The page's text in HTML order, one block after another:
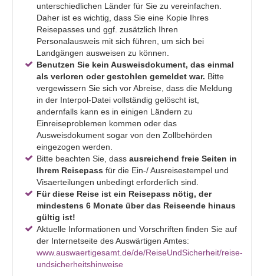
unterschiedlichen Länder für Sie zu vereinfachen.
Daher ist es wichtig, dass Sie eine Kopie Ihres
Reisepasses und ggf. zusätzlich Ihren
Personalausweis mit sich führen, um sich bei
Landgängen ausweisen zu können.
Benutzen Sie kein Ausweisdokument, das einmal
als verloren oder gestohlen gemeldet war. Bitte
vergewissern Sie sich vor Abreise, dass die Meldung
in der Interpol-Datei vollständig gelöscht ist,
andernfalls kann es in einigen Ländern zu
Einreiseproblemen kommen oder das
Ausweisdokument sogar von den Zollbehörden
eingezogen werden.
Bitte beachten Sie, dass ausreichend freie Seiten in
Ihrem Reisepass für die Ein-/ Ausreisestempel und
Visaerteilungen unbedingt erforderlich sind.
Für diese Reise ist ein Reisepass nötig, der
mindestens 6 Monate über das Reiseende hinaus
gültig ist!
Aktuelle Informationen und Vorschriften finden Sie auf
der Internetseite des Auswärtigen Amtes:
www.auswaertigesamt.de/de/ReiseUndSicherheit/reise-
undsicherheitshinweise